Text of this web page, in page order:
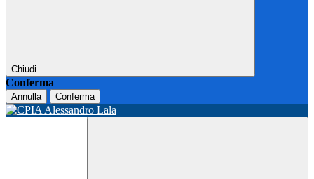
Chiudi
Conferma
Annulla Conferma